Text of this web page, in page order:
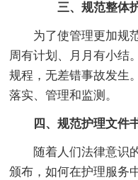
三、规范整体
为了使管理更加规
周有计划、月月有小结
规程，无差错事故发生
落实、管理和监测。
四、规范护理文件
随着人们法律意识
颁布，如何在护理服务